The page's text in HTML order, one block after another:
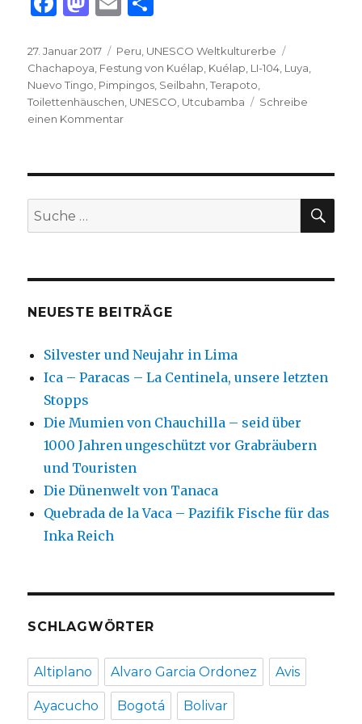
c
e
b
o
k
to
d
o
n
ai
l
le
n
Veröffentlicht
am
27. Januar 2017 Kategorien
Peru, UNESCO Weltkulturerbe
Chachapoya, Festung von Kuélap, Kuélap, LI-104, Luya,
Nuevo Tingo, Pimpingos, Seilbahn,Terapoto,
Toilettenhäuschen, UNESCO, Utcubamba
Schreibe
einen Kommentarzu
–
Welterbe
Höhe
Suche
nach:
NEUESTE BEITRÄGE
Silvester und Neujahr in Lima
Ica – Paracas – La Centinela, unsere letzten
Stopps
Die Mumien von Chauchilla – seid über
1000 Jahren ungeschützt vor Grabräubern
und Touristen
Die Dünenwelt von Tanaca
Quebrada de la Vaca – Pazifik Fische für das
Inka Reich
SCHLAGWÖRTER
Altiplano Alvaro Garcia Ordonez Avis
Ayacucho Bogotá Bolivar